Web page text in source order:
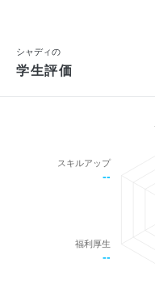
シャディの
学生評価
福利厚生
--
スキルアップ
--